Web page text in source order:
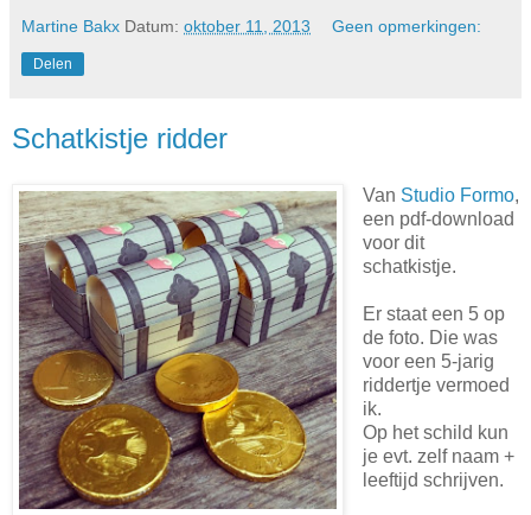
Martine Bakx Datum: oktober 11, 2013 Geen opmerkingen:
Delen
Schatkistje ridder
Van Studio Formo,
een pdf-download
voor dit
schatkistje.
Er staat een 5 op
de foto. Die was
voor een 5-jarig
riddertje vermoed
ik.
Op het schild kun
je evt. zelf naam +
leeftijd schrijven.